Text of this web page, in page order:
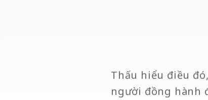
Thấu hiểu điều
người đồng hành